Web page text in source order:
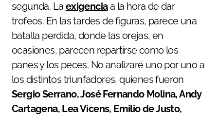
segunda. La exigenciaa la hora de dar
trofeos. En las tardes de figuras, parece una
batalla perdida, donde las orejas, en
ocasiones, parecen repartirse como los
panes y los peces. No analizaré uno por uno a
los distintos triunfadores, quienes fueron
Sergio Serrano, José Fernando Molina, Andy
Cartagena, Lea Vicens, Emilio de Justo,